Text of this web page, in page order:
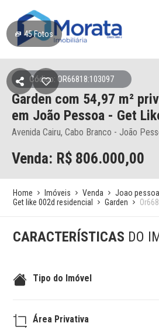
45Fotos
Código: OR66818:103097
Garden com 54,97 m²
em João Pessoa - Get
Avenida Cairu, Cabo Branco - João
Venda: R$ 806.000,00
Home Imóveis Venda Joao pessoa
Get like 002d residencial
Garden
CARACTERÍSTICAS DO
Tipo do Imóvel
Área Privativa